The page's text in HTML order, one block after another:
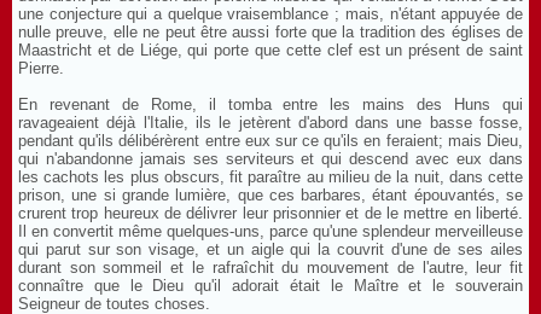
une conjecture qui a quelque vraisemblance ; mais, n'étant appuyée de
nulle preuve, elle ne peut être aussi forte que la tradition des églises de
Maastricht et de Liége, qui porte que cette clef est un présent de saint
Pierre.
En revenant de Rome, il tomba entre les mains des Huns qui
ravageaient déjà l'Italie, ils le jetèrent d'abord dans une basse fosse,
pendant qu'ils délibérèrent entre eux sur ce qu'ils en feraient; mais Dieu,
qui n'abandonne jamais ses serviteurs et qui descend avec eux dans
les cachots les plus obscurs, fit paraître au milieu de la nuit, dans cette
prison, une si grande lumière, que ces barbares, étant épouvantés, se
crurent trop heureux de délivrer leur prisonnier et de le mettre en liberté.
Il en convertit même quelques-uns, parce qu'une splendeur merveilleuse
qui parut sur son visage, et un aigle qui la couvrit d'une de ses ailes
durant son sommeil et le rafraîchit du mouvement de l'autre, leur fit
connaître que le Dieu qu'il adorait était le Maître et le souverain
Seigneur de toutes choses.